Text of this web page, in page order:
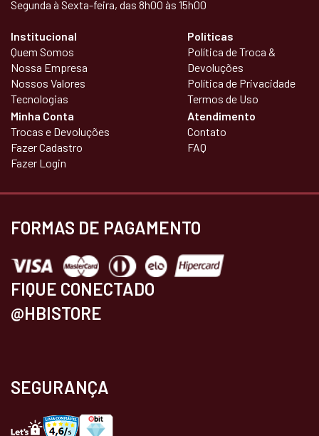
Segunda à Sexta-feira, das 8h00 às 15h00
Institucional
Quem Somos
Nossa Empresa
Nossos Valores
Tecnologias
Políticas
Política de Troca &
Devoluções
Política de Privacidade
Termos de Uso
Minha Conta
Trocas e Devoluções
Fazer Cadastro
Fazer Login
Atendimento
Contato
FAQ
FORMAS DE PAGAMENTO
FIQUE CONECTADO
@HBISTORE
SEGURANÇA